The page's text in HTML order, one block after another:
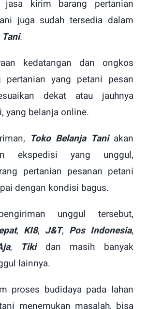
jasa kirim barang pertanian
juga sudah tersedia dalam
.
kedatangan dan ongkos
pertanian yang petani pesan
dekat atau jauhnya
yang belanja online.
Toko Belanja Taniakan
ekspedisi yang unggul,
pertanian pesanan petani
dengan kondisi bagus.
unggul tersebut,
, KI8, J&T, Pos Indonesia,
, Tiki
dan masih banyak
lainnya.
proses budidaya pada lahan
menemukan masalah, bisa